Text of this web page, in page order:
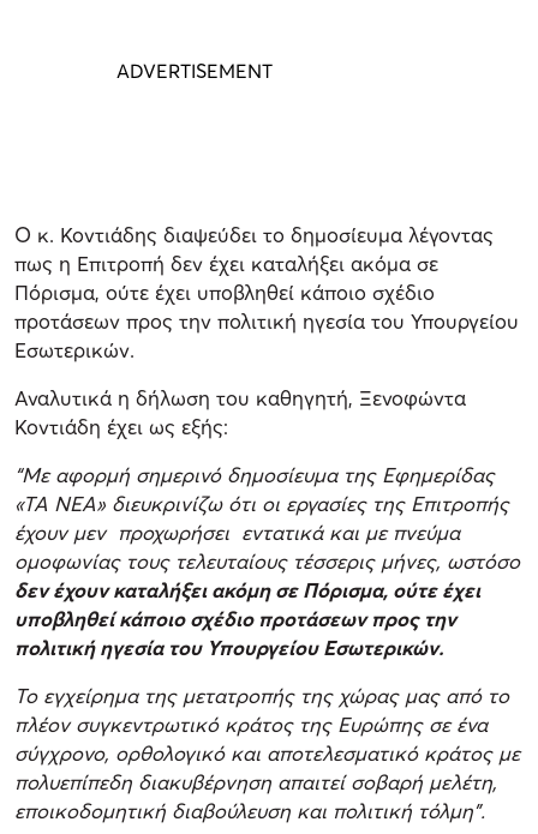
Ο κ. Κοντιάδης διαψεύδει το δημοσίευμα λέγοντας
πως η Επιτροπή δεν έχει καταλήξει ακόμα σε
Πόρισμα, ούτε έχει υποβληθεί κάποιο σχέδιο
προτάσεων προς την πολιτική ηγεσία του Υπουργείου
Εσωτερικών.
Αναλυτικά η δήλωση του καθηγητή, Ξενοφώντα
Κοντιάδη έχει ως εξής:
“Με αφορμή σημερινό δημοσίευμα της Εφημερίδας
«ΤΑ ΝΕΑ» διευκρινίζω ότι οι εργασίες της Επιτροπής
έχουν μεν προχωρήσει εντατικά και με πνεύμα
ομοφωνίας τους τελευταίους τέσσερις μήνες, ωστόσο
δεν έχουν καταλήξει ακόμη σε Πόρισμα, ούτε έχει
υποβληθεί κάποιο σχέδιο προτάσεων προς την
πολιτική ηγεσία του Υπουργείου Εσωτερικών.
Το εγχείρημα της μετατροπής της χώρας μας από το
πλέον συγκεντρωτικό κράτος της Ευρώπης σε ένα
σύγχρονο, ορθολογικό και αποτελεσματικό κράτος με
πολυεπίπεδη διακυβέρνηση απαιτεί σοβαρή μελέτη,
εποικοδομητική διαβούλευση και πολιτική τόλμη”.